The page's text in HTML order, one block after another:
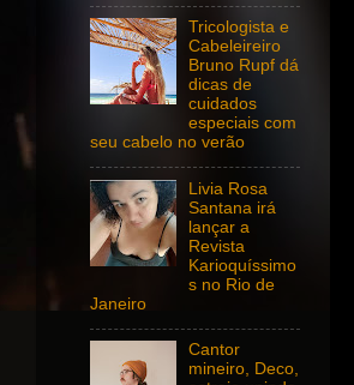
Tricologista e
Cabeleireiro
Bruno Rupf dá
dicas de
cuidados
especiais com
seu cabelo no verão
Livia Rosa
Santana irá
lançar a
Revista
Karioquíssimo
s no Rio de
Janeiro
Cantor
mineiro, Deco,